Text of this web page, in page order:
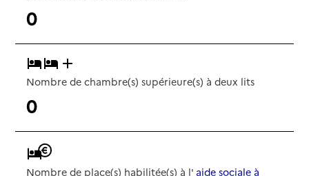
0
Nombre de chambre(s) supérieure(s) à deux lits
0
Nombre de place(s) habilitée(s) à l' aide sociale à